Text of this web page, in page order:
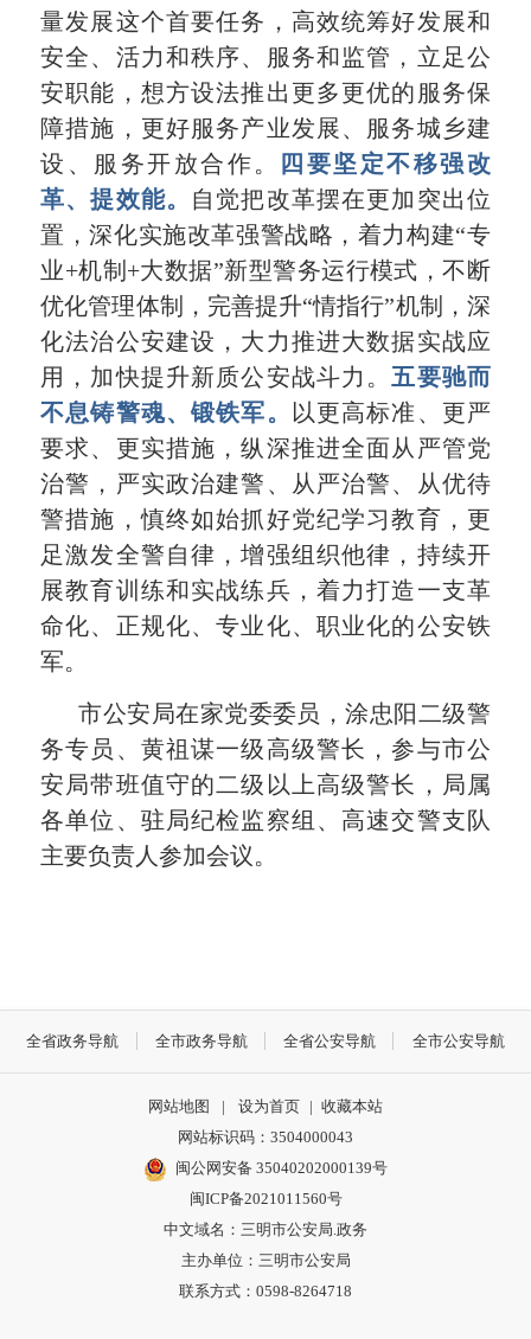
量发展这个首要任务，高效统筹好发展和
安全、活力和秩序、服务和监管，立足公
安职能，想方设法推出更多更优的服务保
障措施，更好服务产业发展、服务城乡建
设、服务开放合作。
四要坚定不移强改
革、提效能。 自觉把改革摆在更加突出位
置，深化实施改革强警战略，着力构建“专
业+机制 +大数据”新型警务运行模式，不断
优化管理体制，完善提升“情指行”机制，深
化法治公安建设，大力推进大数据实战应
用，加快提升新质公安战斗力。 五要驰而
不息铸警魂、锻铁军。
以更高标准、更严
要求、更实措施，纵深推进全面从严管党
治警，严实政治建警、从严治警、从优待
警措施，慎终如始抓好党纪学习教育，更
足激发全警自律，增强组织他律，持续开
展教育训练和实战练兵，着力打造一支革
命化、正规化、专业化、职业化的公安铁
军。
市公安局在家党委委员，涂忠阳二级警
务专员、黄祖谋一级高级警长，参与市公
安局带班值守的二级以上高级警长，局属
各单位、驻局纪检监察组、高速交警支队
主要负责人参加会议。
全省政务导航 全市政务导航 全省公安导航 全市公安导航
网站地图 | 设为首页 | 收藏本站
网站标识码：3504000043
闽公网安备 35040202000139号
闽ICP备2021011560号
中文域名：三明市公安局.政务
主办单位：三明市公安局
联系方式：0598-8264718